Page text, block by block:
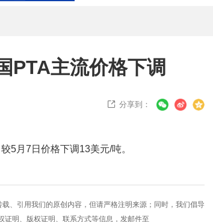
PTA主流价格下调
 分享到：
5月7日价格下调13美元/吨。
、引用我们的原创内容，但请严格注明来源；同时，我们倡导
明、版权证明、联系方式等信息，发邮件至